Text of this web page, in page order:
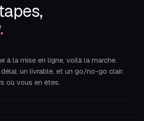
à la mise en ligne, voilà la marche.
un livrable, et un go/no-go clair.
où vous en êtes.